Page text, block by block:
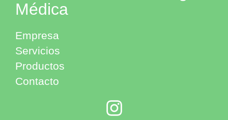
Médica
Empresa
Servicios
Productos
Contacto